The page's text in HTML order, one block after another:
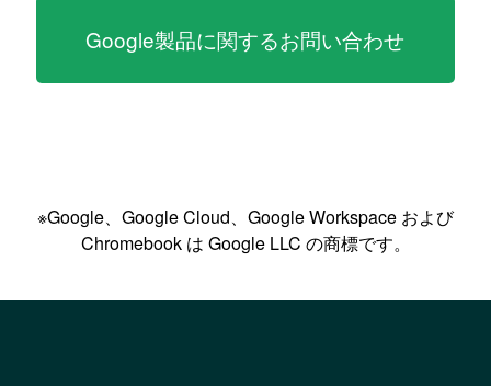
Google製品に関するお問い合わせ
※Google、Google Cloud、Google Workspace および
Chromebook は Google LLC の商標です。